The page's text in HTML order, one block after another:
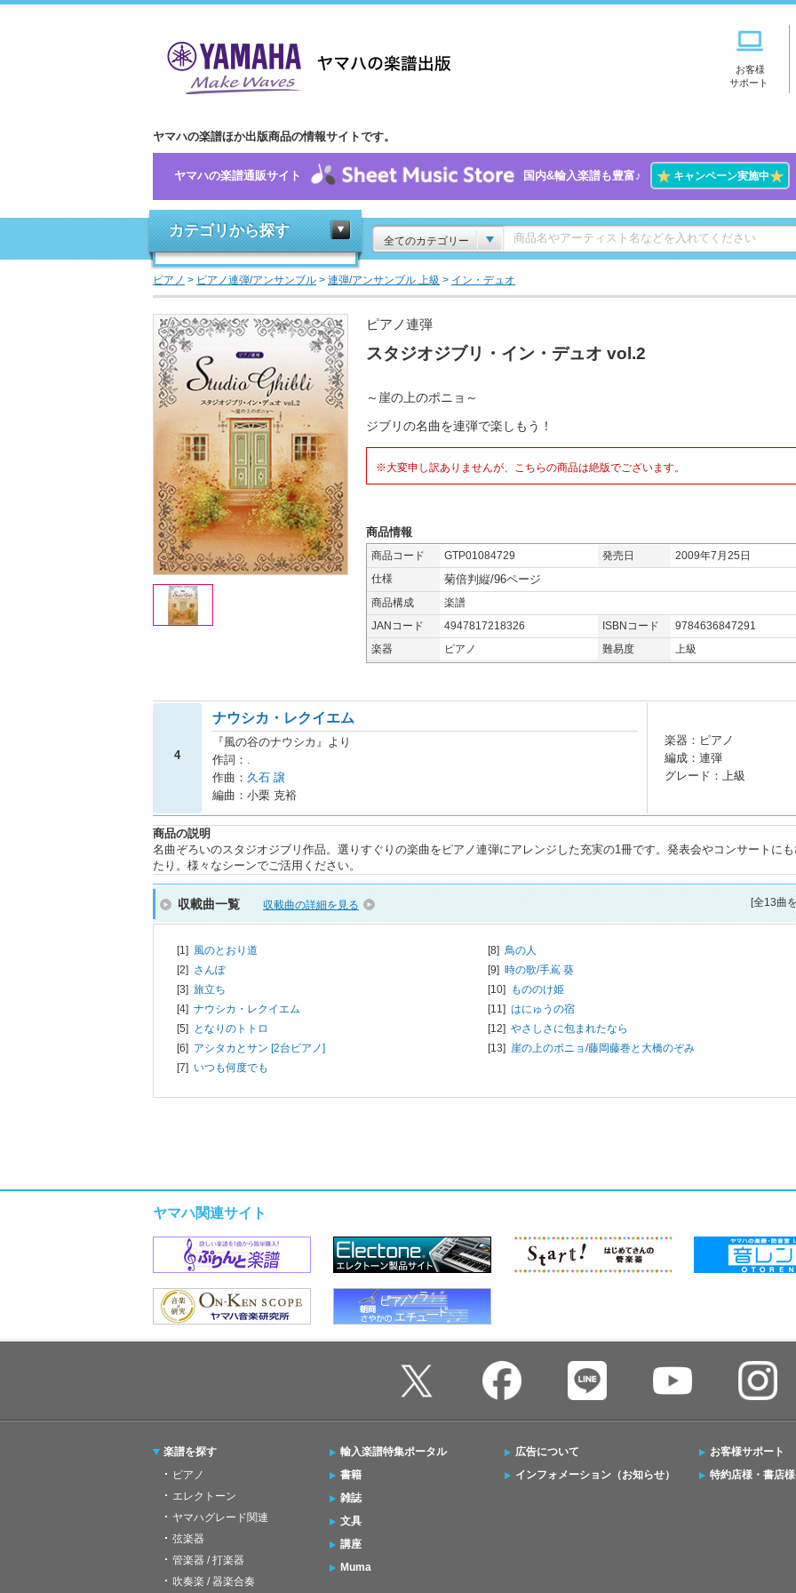
お客様
サポート
ヤマハの楽譜ほか出版商品の情報サイトです。
ヤマハの楽譜通販サイト 国内&輸入楽譜も豊富♪ ★キャンペーン実施中★
カテゴリから探す
全てのカテゴリー
ピアノ > ピアノ連弾/アンサンブル > 連弾/アンサンブル 上級 > イン・デュオ
ピアノ連弾
スタジオジブリ・イン・デュオ vol.2
～崖の上のポニョ～
ジブリの名曲を連弾で楽しもう！
※大変申し訳ありませんが、こちらの商品は絶版でございます。
商品情報
商品コード GTP01084729 発売日
2009年7月25日
仕様
菊倍判縦/96ページ
商品構成
楽譜
JANコード
4947817218326 ISBNコード
9784636847291
楽器
ピアノ 難易度 上級
4
ナウシカ・レクイエム
『風の谷のナウシカ』より
作詞：
作曲： 久石 譲
編曲：小栗 克裕
楽器：ピアノ
編成：連弾
グレード：上級
商品の説明
名曲ぞろいのスタジオジブリ作品。選りすぐりの楽曲をピアノ連弾にアレンジした充実の1冊です。発表会やコンサートにも
たり。様々なシーンでご活用ください。
収載曲一覧 収載曲の詳細を見る [全13曲
[1] 風のとおり道
[2] さんぽ
[3] 旅立ち
[4] ナウシカ・レクイエム
[5] となりのトトロ
[6] アシタカとサン [2台ピアノ]
[7] いつも何度でも
[8] 鳥の人
[9] 時の歌/手嶌 葵
[10] もののけ姫
[11] はにゅうの宿
[12] やさしさに包まれたなら
[13] 崖の上のポニョ/藤岡藤巻と大橋のぞみ
ヤマハ関連サイト
楽譜を探す
ピアノ
エレクトーン
ヤマハグレード関連
弦楽器
管楽器 / 打楽器
吹奏楽 / 器楽合奏
輸入楽譜特集ポータル
書籍
雑誌
文具
講座
Muma
広告について
インフォメーション（お知らせ）
お客様サポート
特約店様・書店